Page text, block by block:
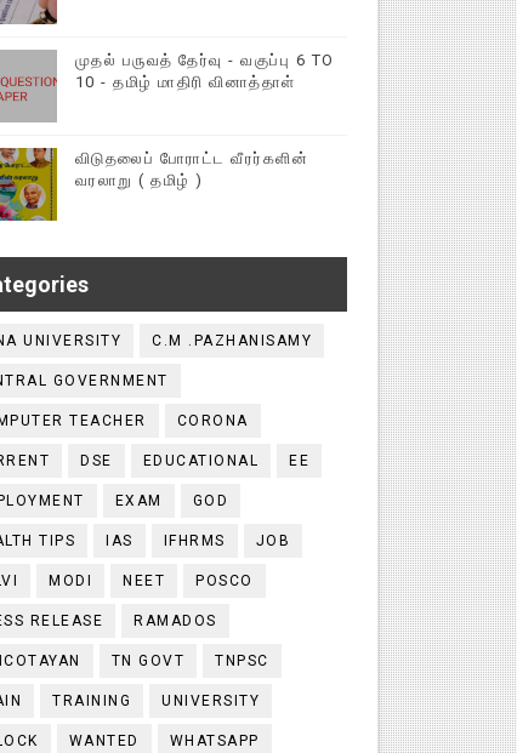
முதல் பருவத் தேர்வு - வகுப்பு 6 TO
10 - தமிழ் மாதிரி வினாத்தாள்
விடுதலைப் போராட்ட வீரர்களின்
வரலாறு ( தமிழ் )
UNIVERSITY C.M .PAZHANISAMY
GOVERNMENT
TEACHER CORONA
DSE EDUCATIONAL EE
EXAM GOD
TIPS IAS IFHRMS JOB
MODI NEET POSCO
RELEASE RAMADOS
TN GOVT TNPSC
TRAINING UNIVERSITY
WANTED WHATSAPP